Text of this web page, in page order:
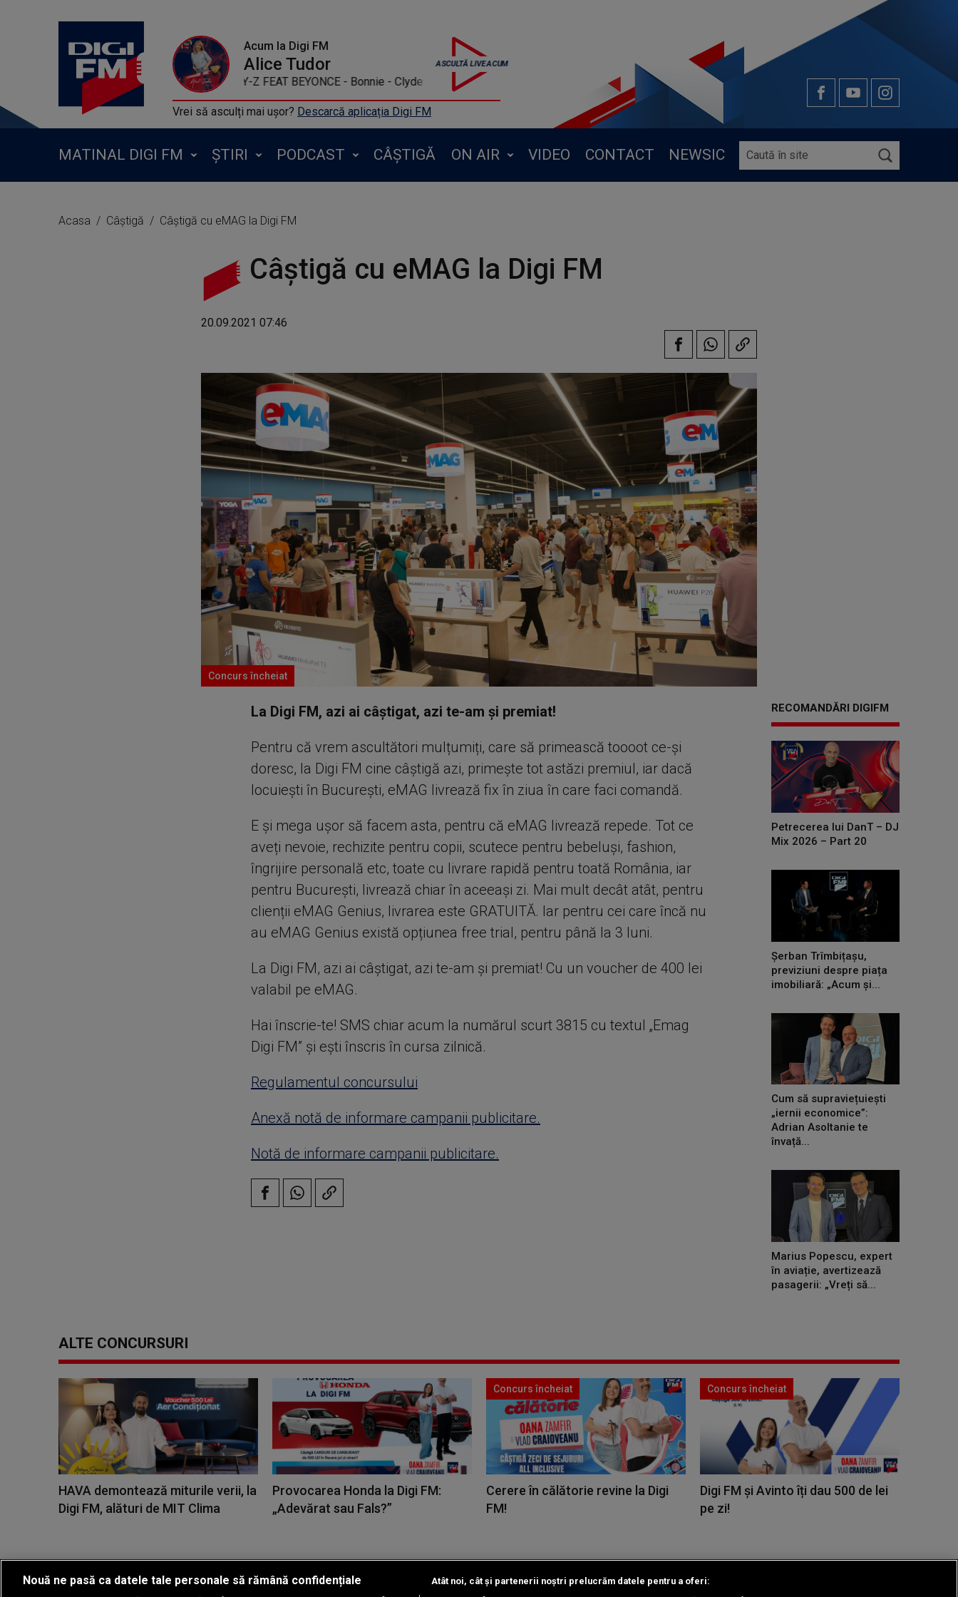
Acum la Digi FM
Alice Tudor
JAY-Z FEAT BEYONCE - Bonnie - Clyde
Vrei să asculți mai ușor? Descarcă aplicația Digi FM
MATINAL DIGI FM ȘTIRI PODCAST CÂȘTIGĂ ON AIR VIDEO CONTACT NEWSIC
Acasa Câștigă Câștigă cu eMAG la Digi FM
Câștigă cu eMAG la Digi FM
20.09.2021 07:46
Concurs încheiat
La Digi FM, azi ai câștigat, azi te-am și premiat!
Pentru că vrem ascultători mulțumiți, care să primească toooot ce-și
doresc, la Digi FM cine câștigă azi, primește tot astăzi premiul, iar dacă
locuiești în București, eMAG livrează fix în ziua în care faci comandă.
E și mega ușor să facem asta, pentru că eMAG livrează repede. Tot ce
aveți nevoie, rechizite pentru copii, scutece pentru bebeluși, fashion,
îngrijire personală etc, toate cu livrare rapidă pentru toată România, iar
pentru București, livrează chiar în aceeași zi. Mai mult decât atât, pentru
clienții eMAG Genius, livrarea este GRATUITĂ. Iar pentru cei care încă nu
au eMAG Genius există opțiunea free trial, pentru până la 3 luni.
La Digi FM, azi ai câștigat, azi te-am și premiat! Cu un voucher de 400 lei
valabil pe eMAG.
Hai înscrie-te! SMS chiar acum la numărul scurt 3815 cu textul „Emag
Digi FM” și ești înscris în cursa zilnică.
Regulamentul concursului
Anexă notă de informare campanii publicitare.
Notă de informare campanii publicitare.
RECOMANDĂRI DIGIFM
Petrecerea lui DanT – DJ
Mix 2026 – Part 20
Șerban Trîmbițașu,
previziuni despre piața
imobiliară: „Acum și...
Cum să supraviețuiești
„iernii economice”:
Adrian Asoltanie te
învață...
Marius Popescu, expert
în aviație, avertizează
pasagerii: „Vreți să...
ALTE CONCURSURI
HAVA demontează miturile verii, la
Digi FM, alături de MIT Clima
Provocarea Honda la Digi FM:
„Adevărat sau Fals?”
Concurs încheiat
Cerere în călătorie revine la Digi
FM!
Concurs încheiat
Digi FM și Avinto îți dau 500 de lei
pe zi!
Copyright © 2026 / DIGI ROMANIA S.A.
Nouă ne pasă ca datele tale personale să rămână confidențiale Atât noi, cât și partenerii noștri prelucrăm datele pentru a oferi: